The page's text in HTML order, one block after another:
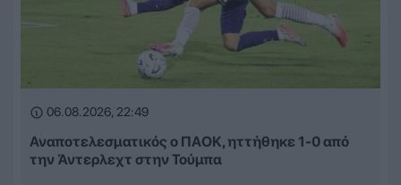
06.08.2026, 22:49
Αναποτελεσματικός ο ΠΑΟΚ, ηττήθηκε 1-0 από
την Άντερλεχτ στην Τούμπα